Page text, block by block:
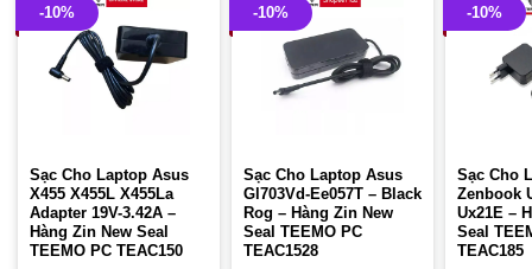
-10%
Sạc Cho Laptop Asus
X455 X455L X455La
Adapter 19V-3.42A –
Hàng Zin New Seal
TEEMO PC TEAC150
-10%
Sạc Cho Laptop Asus
Gl703Vd-Ee057T – Black
Rog – Hàng Zin New
Seal TEEMO PC
TEAC1528
-10%
Sạc Cho
Zenbook
Ux21E –
Seal
TEAC185